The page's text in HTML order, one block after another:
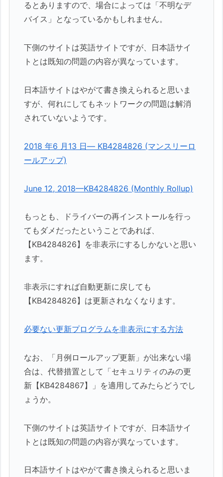
るとありますので、場合によっては「不明なデ
バイス」となっているかもしれません。
下側のサイトは英語サイトですが、日本語サイ
トとは既知の問題の内容が異なっています。
日本語サイトはやがて書き換えられると思いま
すが、何れにしてもネットワークの問題は解消
されていないようです。
2018 年6 月13 日— KB4284826 (マンスリーロ
ールアップ)
June 12, 2018—KB4284826 (Monthly Rollup)
もっとも、ドライバーの再インストールを行っ
てもダメだったということであれば、
【KB4284826】を非表示にするしかないと思い
ます。
非表示にすれば自動更新に戻しても
【KB4284826】は更新されなくなります。
必要ない更新プログラムを非表示にする方法
なお、「月例ロールアップ更新」が出来ない場
合は、代替措置として「セキュリティのみの更
新【KB4284867】」を適用してみたらどうでし
ょうか。
下側のサイトは英語サイトですが、日本語サイ
トとは既知の問題の内容が異なっています。
日本語サイトはやがて書き換えられると思いま